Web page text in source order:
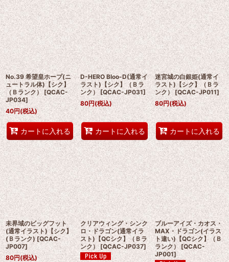
No.39 希望皇ホープ(ニ
ュートラル体)【シク】
（Ｂランク） [QCAC-
JP034]
40円(税込)
カートに入れる
D-HERO Bloo-D(通常イ
ラスト)【シク】（Ｂラ
ンク） [QCAC-JP031]
80円(税込)
カートに入れる
迷宮城の白銀姫(通常イ
ラスト)【シク】（Ｂラ
ンク） [QCAC-JP011]
80円(税込)
カートに入れる
未界域のビッグフット
(通常イラスト)【シク】
(Ｂランク) [QCAC-
JP007]
80円(税込)
クリアウィング・シンク
ロ・ドラゴン(通常イラ
スト)【QCシク】（Ｂラ
ンク） [QCAC-JP037]
ブルーアイズ・カオス・
MAX・ドラゴン(イラス
ト違い)【QCシク】（Ｂ
ランク） [QCAC-
JP001]